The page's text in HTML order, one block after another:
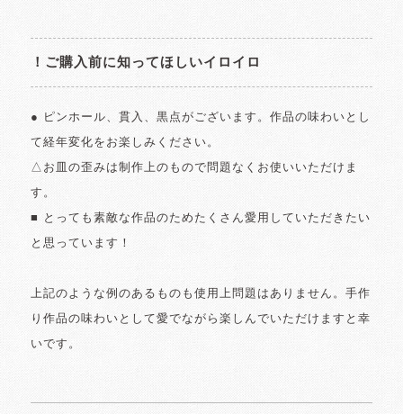
！ご購入前に知ってほしいイロイロ
● ピンホール、貫入、黒点がございます。作品の味わいとし
て経年変化をお楽しみください。
△お皿の歪みは制作上のもので問題なくお使いいただけま
す。
■ とっても素敵な作品のためたくさん愛用していただきたい
と思っています！
上記のような例のあるものも使用上問題はありません。手作
り作品の味わいとして愛でながら楽しんでいただけますと幸
いです。